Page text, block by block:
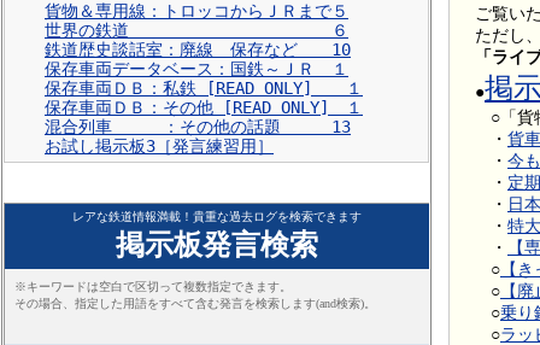
貨物＆専用線：トロッコからＪＲまで５
世界の鉄道 ６
鉄道歴史談話室：廃線 保存など 10
保存車両データベース：国鉄～ＪＲ １
保存車両ＤＢ：私鉄 [READ ONLY] １
保存車両ＤＢ：その他 [READ ONLY] １
混合列車 ：その他の話題 13
お試し掲示板3［発言練習用］
レアな鉄道情報満載！貴重な過去ログを検索できます
掲示板発言検索
※キーワードは空白で区切って複数指定できます。
その場合、指定した用語をすべて含む発言を検索します(and検索)。
ご覧い
ただし
「ライ
●掲
○「貨
・ 貨
・ 今
・ 定
・ 日
・ 特
・
【
○ 【
○ 【
○乗
○ラッ